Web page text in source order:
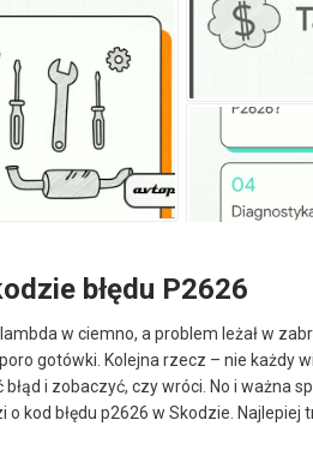
błędu P2626
w ciemno, a problem leżał w
gotówki. Kolejna rzecz – nie każdy
i zobaczyć, czy wróci. No i ważna
kod błędu p2626 w Skodzie.